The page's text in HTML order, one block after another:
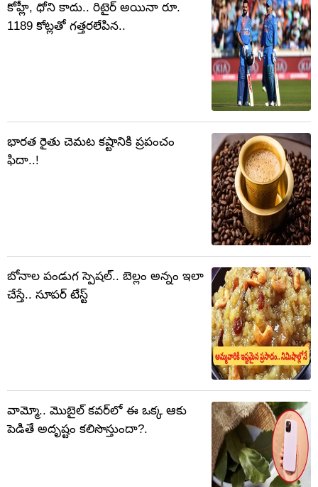
కోహ్లీ, ధోని కాదు.. రిటైర్ అయినా రూ.
1189 కోట్లతో గత్తరలేపిన..
భారత రైతు చెమట కష్టానికి ప్రపంచం
ఫిదా..!
బోనాల పండుగ స్పెషల్.. బెల్లం అన్నం ఇలా
చేస్తే.. సూపర్ టేస్ట్
వామ్మో.. మొబైల్ కవర్‌లో ఈ ఒక్క ఆకు
పెడితే అదృష్టం కలిసొస్తుందా?.